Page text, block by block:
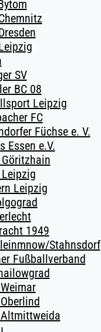
SV
BC 08
Leipzig
FC
Füchse e. V.
Essen e.V.
Leipzig
1949
Stahnsdorf
Fußballverband